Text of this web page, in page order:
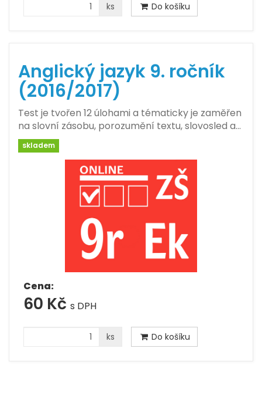
ks Do košíku
Anglický jazyk 9. ročník
(2016/2017)
Test je tvořen 12 úlohami a tématicky je zaměřen
na slovní zásobu, porozumění textu, slovosled a…
skladem
Cena:
60 Kč s DPH
ks Do košíku